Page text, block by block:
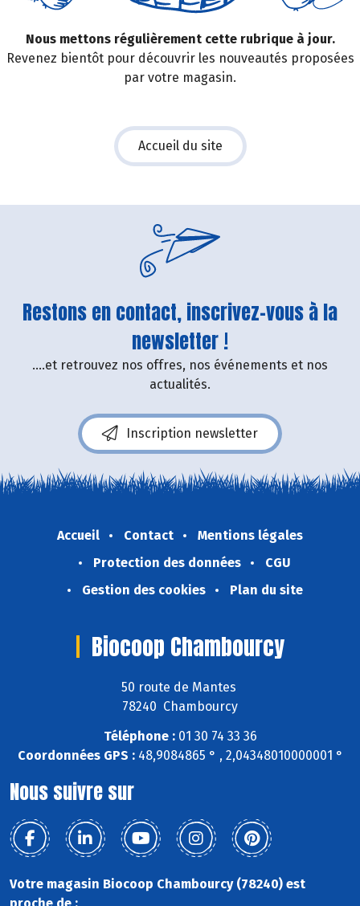
Nous mettons régulièrement cette rubrique à jour.
Revenez bientôt pour découvrir les nouveautés proposées
par votre magasin.
Accueil du site
Restons en contact, inscrivez-vous à la
newsletter !
....et retrouvez nos offres, nos événements et nos
actualités.
Inscription newsletter
Accueil Contact
Mentions légales
Protection des données
CGU
Gestion des cookies
Plan du site
Biocoop Chambourcy
50 route de Mantes
78240 Chambourcy
Téléphone :01 30 74 33 36
Coordonnées GPS :48,9084865 ° , 2,04348010000001 °
Nous suivre sur
Votre magasin Biocoop Chambourcy (78240) est